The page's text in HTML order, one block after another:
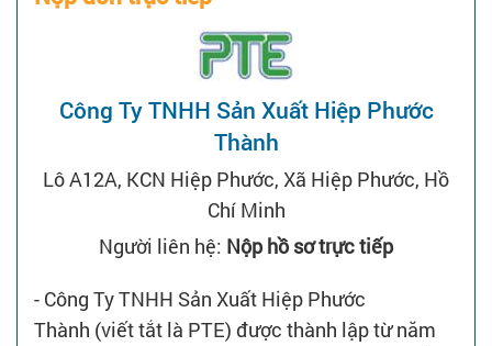
Công Ty TNHH Sản Xuất Hiệp Phước
Thành
Lô A12A, KCN Hiệp Phước, Xã Hiệp Phước, Hồ
Chí Minh
Người liên hệ: Nộp hồ sơ trực tiếp
- Công Ty TNHH Sản Xuất Hiệp Phước
Thành (viết tắt là PTE) được thành lập từ năm